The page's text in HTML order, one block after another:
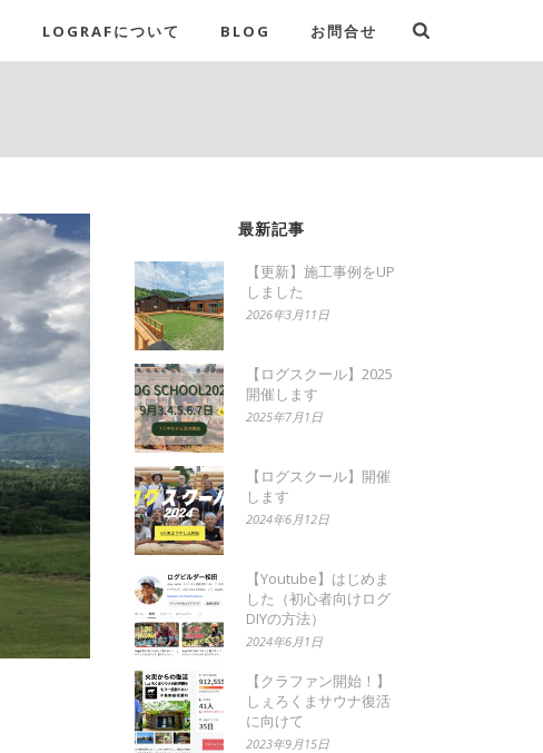
LOGRAFについて BLOG お問合せ
最新記事
【更新】施工事例をUP
しました
2026年3月11日
【ログスクール】2025
開催します
2025年7月1日
【ログスクール】開催
します
2024年6月12日
【Youtube】はじめま
した（初心者向けログ
DIYの方法）
2024年6月1日
【クラファン開始！】
しぇろくまサウナ復活
に向けて
2023年9月15日